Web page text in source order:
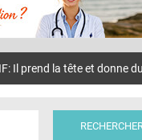
Il prend la tête et donne